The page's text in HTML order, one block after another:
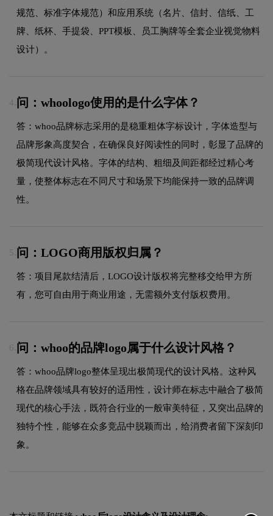
规范、标准字体规范）和应用系统（名片、信封、信纸、工
牌、纸杯、手提袋、PPT模板、员工胸牌等全套企业视觉物料
设计）。
4. 问：whoologo使用的是什么字体？
答：whoo品牌标志采用的是稳重粗体字标设计，字体造型与
品牌形象高度契合，在确保良好阅读性的同时，彰显了品牌的
极简现代设计风格。字体的结构、粗细及间距都经过精心考
量，使整体标志在不同尺寸和场景下均能保持一致的品牌调
性。
5. 问：LOGO商用版权归属？
答：项目尾款结清后，LOGO设计版权将完整移交给甲方所
有，您可自由用于商业用途，无需额外支付版权费用。
6. 问：whoo的品牌logo属于什么设计风格？
答：whoo品牌logo整体呈现出极简现代的设计风格。这种风
格在品牌领域具有较好的适用性，设计师在标志中融合了极简
现代的核心手法，既符合行业的一般审美特征，又突出品牌的
独特个性，能够在众多竞品中脱颖而出，给消费者留下深刻印
象。